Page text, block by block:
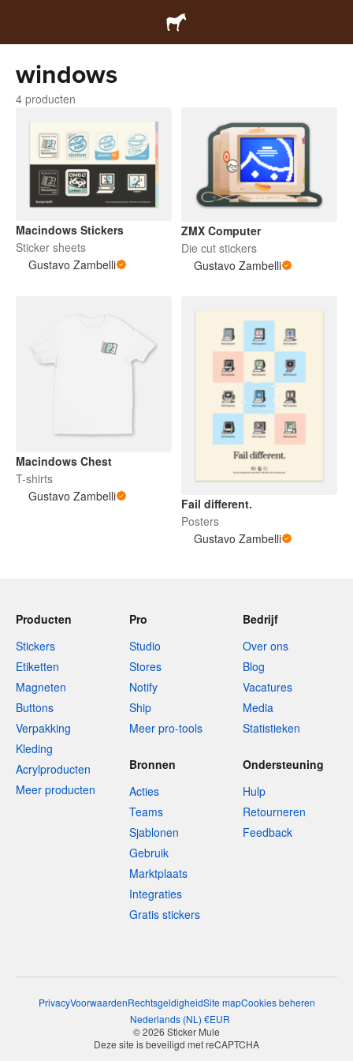
windows
4 producten
Macindows Stickers
Sticker sheets
Gustavo Zambelli
ZMX Computer
Die cut stickers
Gustavo Zambelli
Macindows Chest
T-shirts
Gustavo Zambelli
Fail different.
Posters
Gustavo Zambelli
Producten
Stickers
Etiketten
Magneten
Buttons
Verpakking
Kleding
Acrylproducten
Meer producten
Pro
Studio
Stores
Notify
Ship
Meer pro-tools
Bedrijf
Over ons
Blog
Vacatures
Media
Statistieken
Bronnen
Acties
Teams
Sjablonen
Gebruik
Marktplaats
Integraties
Gratis stickers
Ondersteuning
Hulp
Retourneren
Feedback
PrivacyVoorwaardenRechtsgeldigheidSite mapCookies beheren
Nederlands(NL ) €EUR
© 2026 Sticker Mule
Deze site is beveiligd met reCAPTCHA